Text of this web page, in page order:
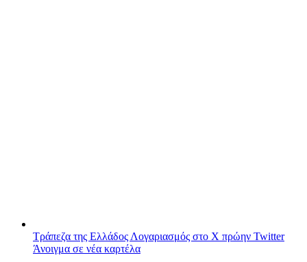
Τράπεζα της Ελλάδος Λογαριασμός στο X πρώην Twitter
Άνοιγμα σε νέα καρτέλα